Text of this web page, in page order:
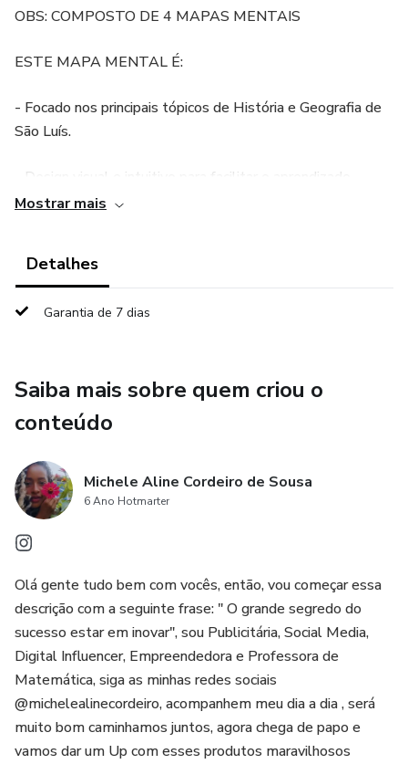
OBS: COMPOSTO DE 4 MAPAS MENTAIS
ESTE MAPA MENTAL É:
- Focado nos principais tópicos de História e Geografia de
São Luís.
- Design visual e intuitivo para facilitar o aprendizado.
- Ideal para quem quer aprender rápido e com eficiência.
- Organização clara dos conteúdos essenciais.
- Economia de tempo com material pronto e confiável.
- Estímulo à memorização e compreensão profunda.
- Ideal para revisar na reta final antes da prova.
Geografia de São Luís!
Seu sucesso começa com um bom planejamento. Adquira
agora!
🚀 Transforme seus estudos com o melhor mapa mental
de História e Geografia de São Luís!
Mostrar mais
Detalhes
Garantia de 7 dias
Saiba mais sobre quem criou o
conteúdo
Michele Aline Cordeiro de Sousa
6 Ano Hotmarter
Olá gente tudo bem com vocês, então, vou começar essa
descrição com a seguinte frase: " O grande segredo do
sucesso estar em inovar", sou Publicitária, Social Media,
Digital Influencer, Empreendedora e Professora de
Matemática, siga as minhas redes sociais
@michelealinecordeiro, acompanhem meu dia a dia , será
muito bom caminhamos juntos, agora chega de papo e
vamos dar um Up com esses produtos maravilhosos